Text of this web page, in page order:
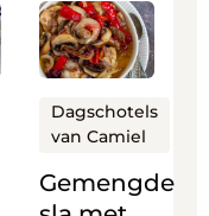
Gemengde
Dagschotels
van Camiel
Lees
meer
over
Gemengde
sla
met
kippendijen